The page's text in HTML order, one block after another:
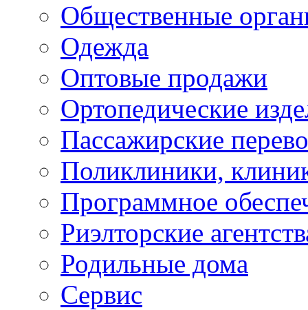
Общественные
Одежда
Оптовые продажи
Ортопедические
Пассажирские
Поликлиники,
Программное
Риэлторские
Родильные дома
Сервис